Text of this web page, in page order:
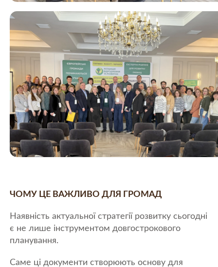
ЧОМУ ЦЕ ВАЖЛИВО ДЛЯ ГРОМАД
Наявність актуальної стратегії розвитку сьогодні
є не лише інструментом довгострокового
планування.
Саме ці документи створюють основу для